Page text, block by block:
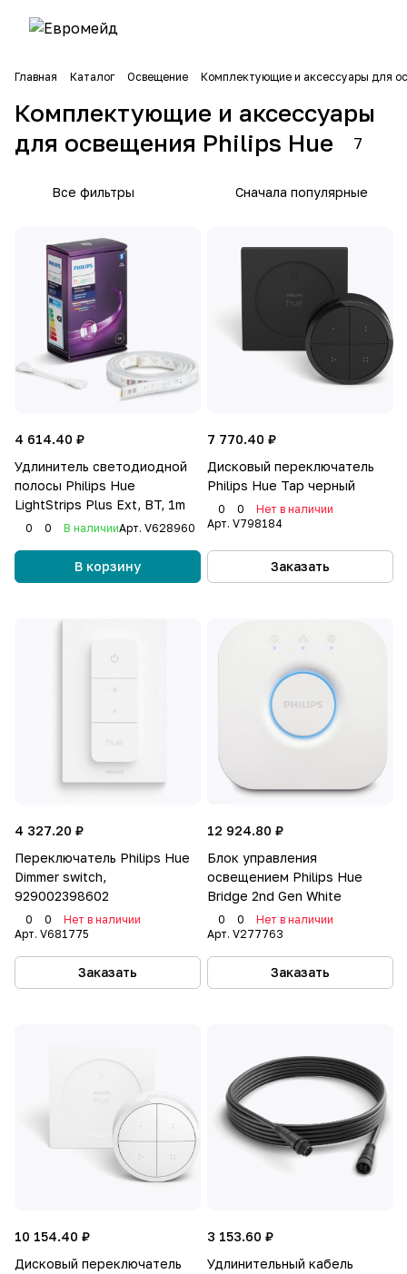
Главная Каталог Освещение Комплектующие и аксессуары для
Комплектующие и аксессуары
для освещения Philips Hue
7
Все фильтры Сначала популярные
4 614.40 ₽
Удлинитель светодиодной
полосы Philips Hue
LightStrips Plus Ext, BT, 1m
0 0 В наличииАрт. V628960
В корзину
7 770.40 ₽
Дисковый переключатель
Philips Hue Tap черный
0 0
Нет в наличии
Арт. V798184
Заказать
4 327.20 ₽
Переключатель Philips Hue
Dimmer switch,
929002398602
0 0
Нет в наличии
Арт. V681775
Заказать
12 924.80 ₽
Блок управления
освещением Philips Hue
Bridge 2nd Gen White
0 0
Нет в наличии
Арт. V277763
Заказать
10 154.40 ₽
Дисковый переключатель
3 153.60 ₽
Удлинительный кабель